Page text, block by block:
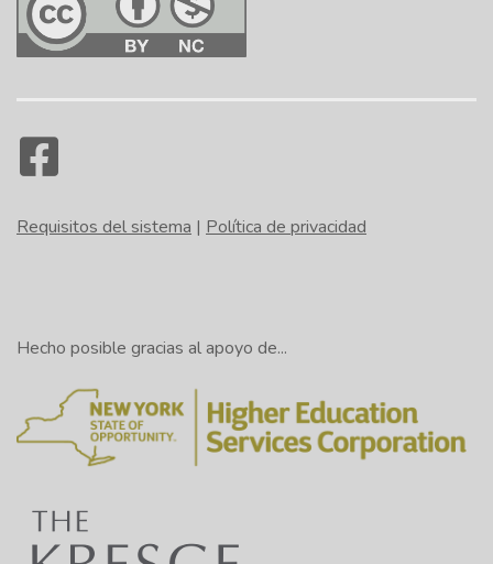
Requisitos del sistema | Política de privacidad
Hecho posible gracias al apoyo de...